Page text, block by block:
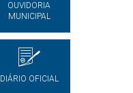
OUVIDORIA
MUNICIPAL
DIÁRIO OFICIAL